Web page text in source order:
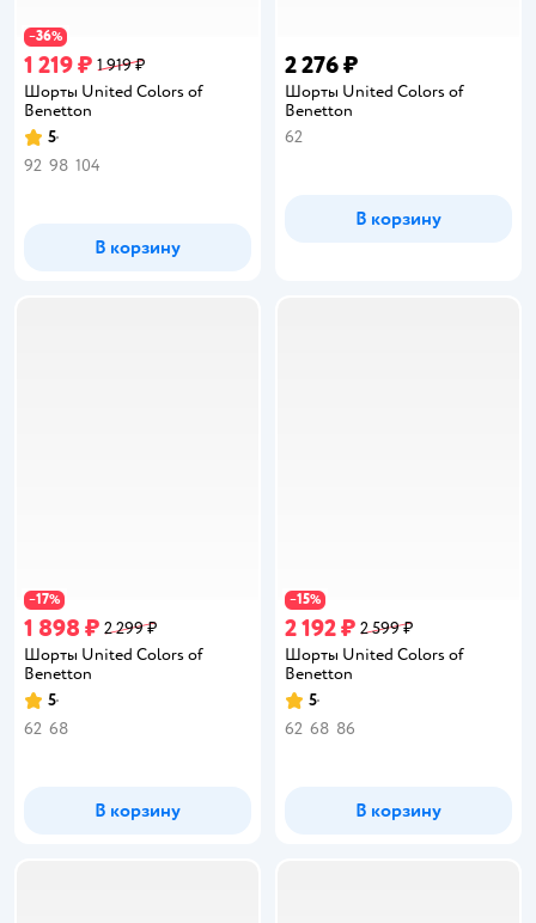
−36%
1 219 ₽ 1 919 ₽
Шорты United Colors of
Benetton
Рейтинг:
5
92 98 104
В корзину
2 276 ₽
Шорты United Colors of
Benetton
62
В корзину
−17%
1 898 ₽ 2 299 ₽
Шорты United Colors of
Benetton
Рейтинг:
5
62 68
В корзину
−15%
2 192 ₽ 2 599 ₽
Шорты United Colors of
Benetton
Рейтинг:
5
62 68 86
В корзину